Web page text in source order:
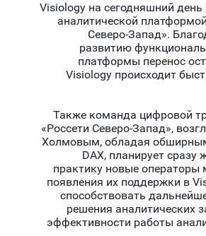
Visiology на сегодняшний день
аналитической
Северо-Запад».
развитию
платформы перенос
Visiology происходит
Также команда цифровой
«Россети Северо-Запад»,
Холмовым, обладая
DAX, планирует
практику новые операторы
появления их поддержки в
способствовать
решения аналитических
эффективности работы